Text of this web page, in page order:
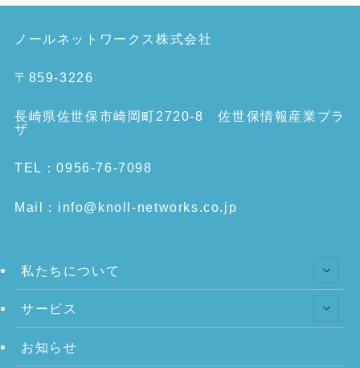
ノールネットワークス株式会社
〒859-3226
長崎県佐世保市崎岡町2720-8 佐世保情報産業プラ
ザ
TEL：0956-76-7098
Mail：info@knoll-networks.co.jp
私たちについて
サービス
お知らせ